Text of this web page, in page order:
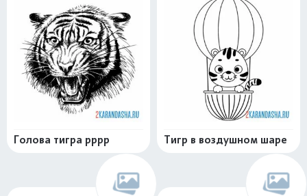
Голова тигра рррр Тигр в воздушном шаре